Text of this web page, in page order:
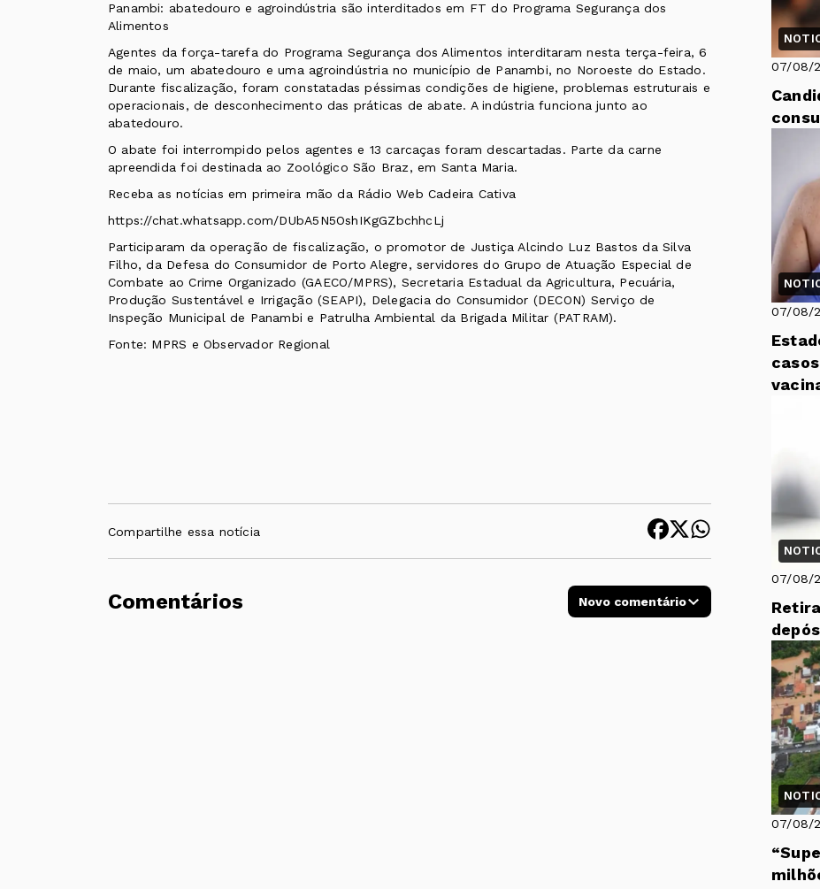
Panambi: abatedouro e agroindústria são interditados em FT do Programa Segurança dos
Alimentos
Agentes da força-tarefa do Programa Segurança dos Alimentos interditaram nesta terça-feira, 6
de maio, um abatedouro e uma agroindústria no município de Panambi, no Noroeste do Estado.
Durante fiscalização, foram constatadas péssimas condições de higiene, problemas estruturais e
operacionais, de desconhecimento das práticas de abate. A indústria funciona junto ao
abatedouro.
O abate foi interrompido pelos agentes e 13 carcaças foram descartadas. Parte da carne
apreendida foi destinada ao Zoológico São Braz, em Santa Maria.
Receba as notícias em primeira mão da Rádio Web Cadeira Cativa
https://chat.whatsapp.com/DUbA5N5OshIKgGZbchhcLj
Participaram da operação de fiscalização, o promotor de Justiça Alcindo Luz Bastos da Silva
Filho, da Defesa do Consumidor de Porto Alegre, servidores do Grupo de Atuação Especial de
Combate ao Crime Organizado (GAECO/MPRS), Secretaria Estadual da Agricultura, Pecuária,
Produção Sustentável e Irrigação (SEAPI), Delegacia do Consumidor (DECON) Serviço de
Inspeção Municipal de Panambi e Patrulha Ambiental da Brigada Militar (PATRAM).
Fonte: MPRS e Observador Regional
Compartilhe essa notícia
Comentários Novo comentário
07/08/
07/08/
07/08/
07/08/